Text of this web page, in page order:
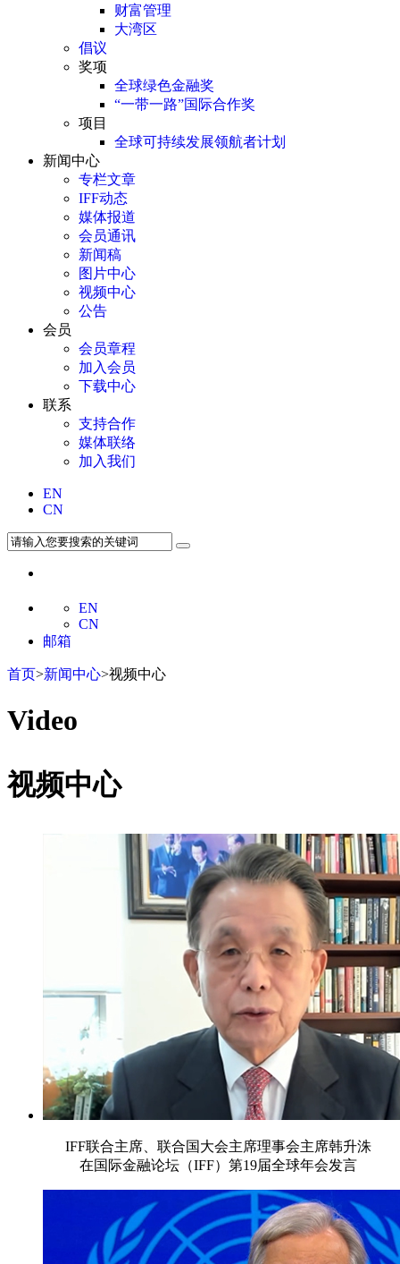
财富管理
大湾区
倡议
奖项
全球绿色金融奖
“一带一路”国际合作奖
项目
全球可持续发展领航者计划
新闻中心
专栏文章
IFF动态
媒体报道
会员通讯
新闻稿
图片中心
视频中心
公告
会员
会员章程
加入会员
下载中心
联系
支持合作
媒体联络
加入我们
EN
CN
EN
CN
邮箱
首页>新闻中心>视频中心
Video
视频中心
IFF联合主席、联合国大会主席理事会主席韩升洙
在国际金融论坛（IFF）第19届全球年会发言